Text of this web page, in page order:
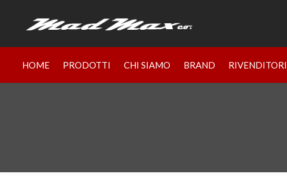
HOME PRODOTTI CHI SIAMO BRAND RIVENDITORI